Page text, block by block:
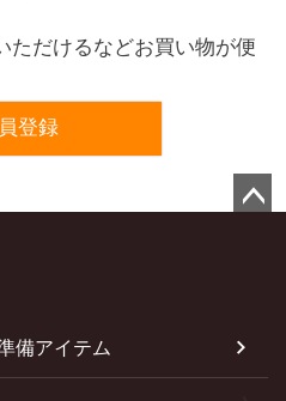
ただけるなどお買い物が便
登録
ッ
プ
備アイテム